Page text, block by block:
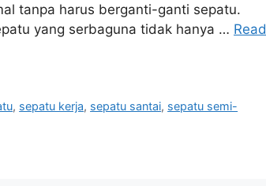
tanpa harus berganti-ganti sepatu.
yang serbaguna tidak hanya … Read
, sepatu kerja, sepatu santai, sepatu semi-